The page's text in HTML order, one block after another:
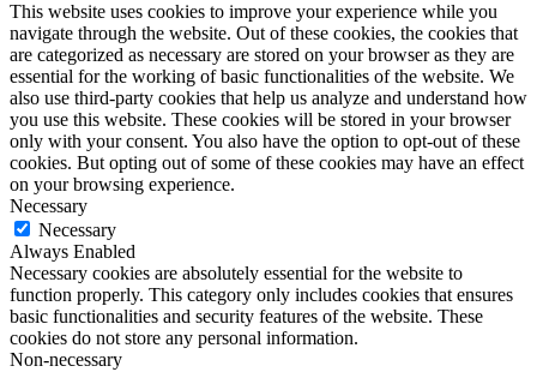
This website uses cookies to improve your experience while you
navigate through the website. Out of these cookies, the cookies that
are categorized as necessary are stored on your browser as they are
essential for the working of basic functionalities of the website. We
also use third-party cookies that help us analyze and understand how
you use this website. These cookies will be stored in your browser
only with your consent. You also have the option to opt-out of these
cookies. But opting out of some of these cookies may have an effect
on your browsing experience.
Necessary
Necessary
Always Enabled
Necessary cookies are absolutely essential for the website to
function properly. This category only includes cookies that ensures
basic functionalities and security features of the website. These
cookies do not store any personal information.
Non-necessary